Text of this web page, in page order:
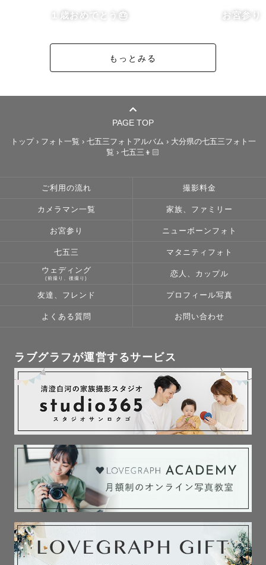
寧にさせて頂くのでご安心ください。
子様との撮影が大好きです👧🏻🤍
ウェディングもバッチリ撮れますのでお任せください💍
撮影に使える小道具沢山ご用意しています！
・七五三小道具(和傘、数字スティック)
・誕生日タペストリー
使用したいものがありましたら事前にお声がけください。
…………………………………………………
写真を撮ることが大好きです！
特別な記念日も
写真というカタチに残していきたい。
写真を見返した時に幸せな、温かい気持ちになれますよう
に。
そんな想いを込めて撮影をしています。
…………………………………………………………
\  お問い合わせフォーム  /
問合せ内容：検討段階・予約希望
撮影内容：バースデー・カップル・ウエディング・フレン
ド・七五三・お宮参りなど
希望日時：◯月◯日◯時〜　※目安でも可
１歳おめでとう🎂 お宮参り
もっとみる
PAGE TOP
トップ› フォト一覧 › 七五三フォトアルバム › 大分県の七五三フォト一
覧 › 七五三👦🏻
ご利用の流れ 撮影料金
カメラマン一覧 家族、ファミリー
お宮参り ニューボーンフォト
七五三 マタニティフォト
ウェディング
(前撮り、後撮り)
恋人、カップル
友達、フレンド プロフィール写真
よくある質問 お問い合わせ
ラブグラフが運営するサービス